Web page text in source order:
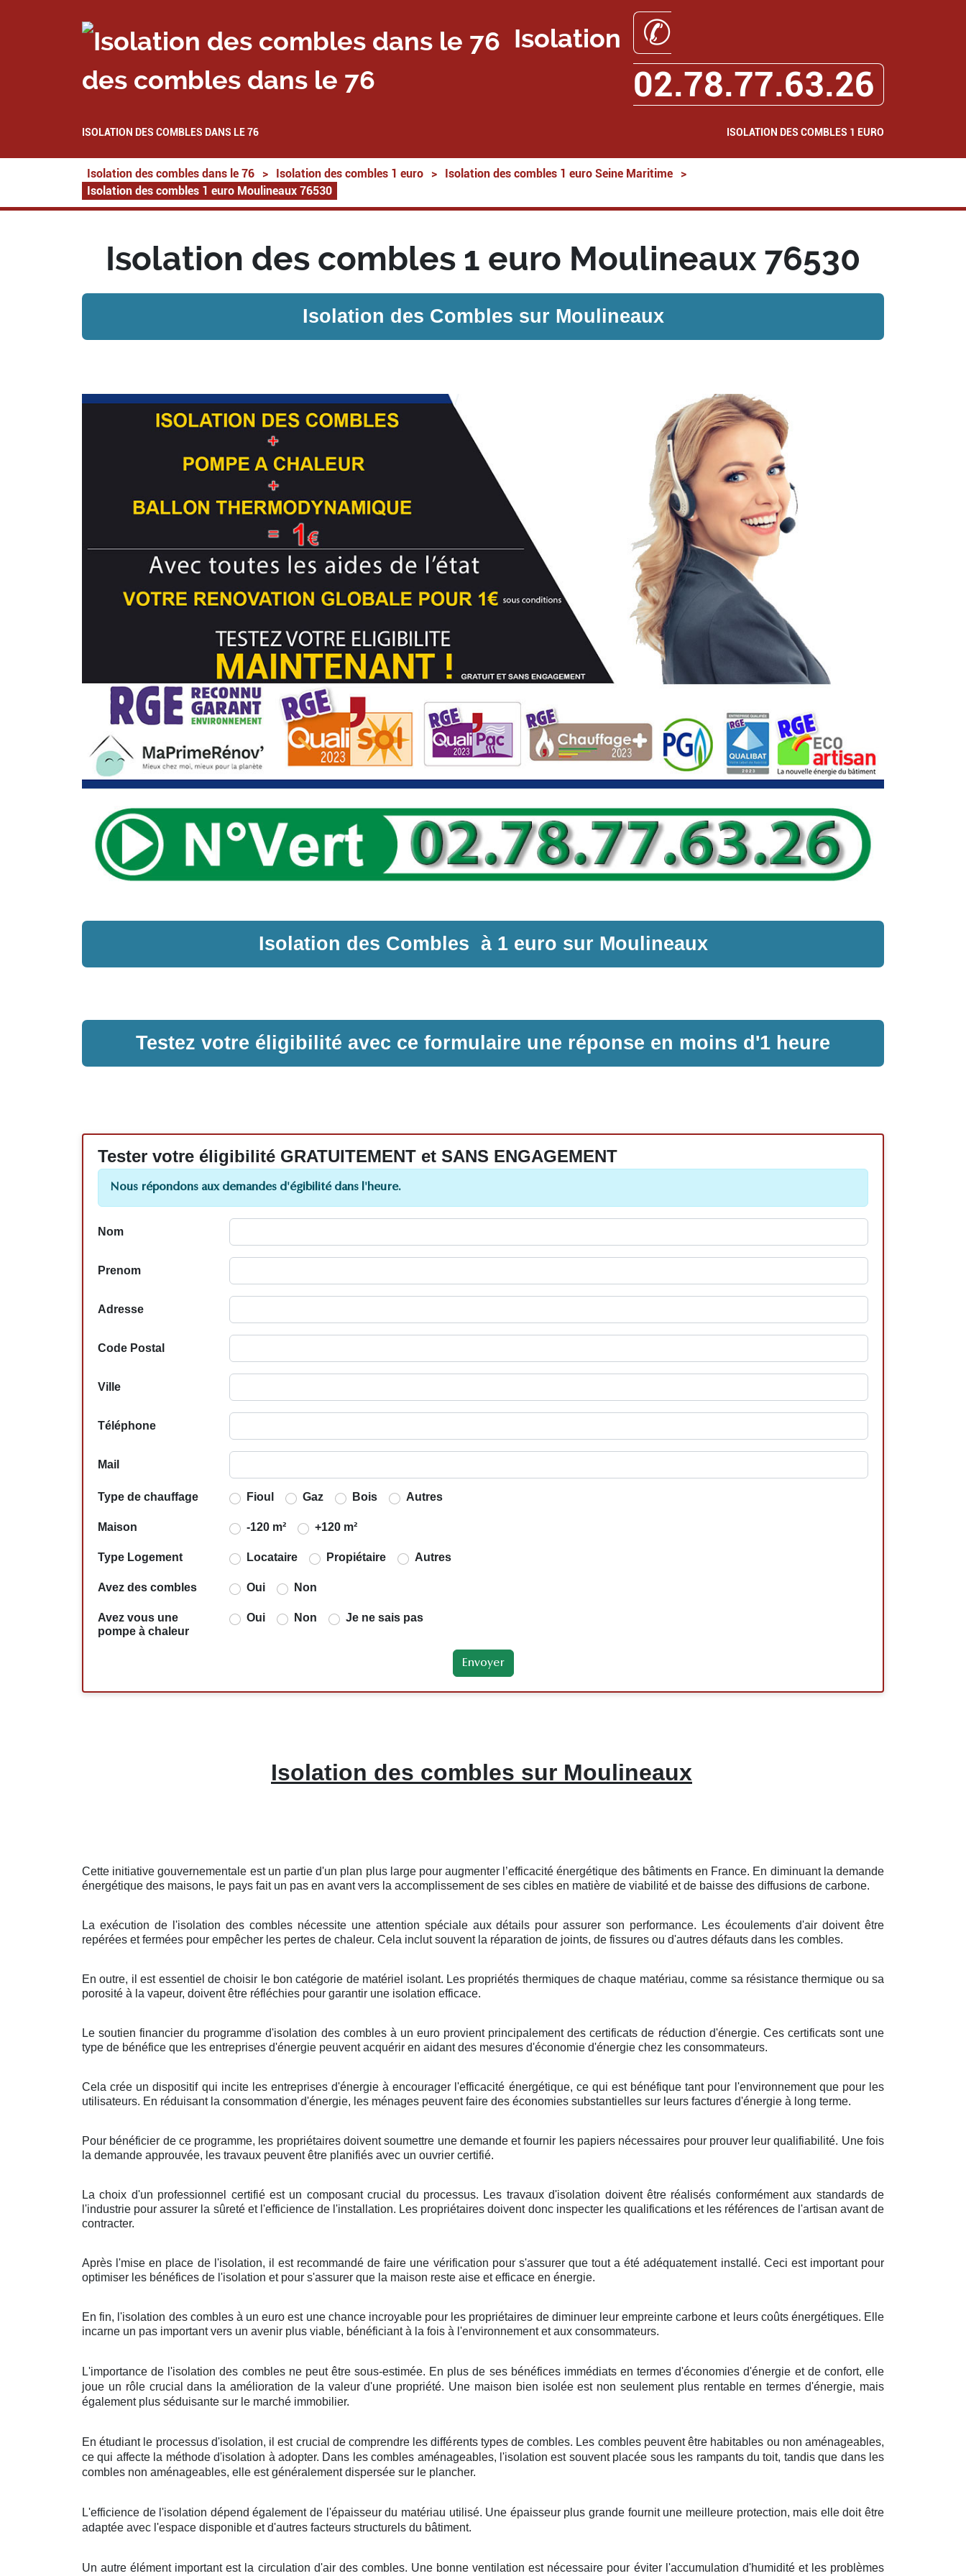
Isolation
des combles dans le 76
✆
02.78.77.63.26
ISOLATION DES COMBLES DANS LE 76 ISOLATION DES COMBLES 1 EURO
Isolation des combles dans le 76 > Isolation des combles 1 euro > Isolation des combles 1 euro Seine Maritime
>
Isolation des combles 1 euro Moulineaux 76530
Isolation des combles 1 euro Moulineaux 76530
Isolation des Combles sur Moulineaux
Isolation des Combles à 1 euro sur Moulineaux
Testez votre éligibilité avec ce formulaire une réponse en moins d'1 heure
Tester votre éligibilité GRATUITEMENT et SANS ENGAGEMENT
Nous répondons aux demandes d'égibilité dans l'heure.
Nom
Prenom
Adresse
Code Postal
Ville
Téléphone
Mail
Type de chauffage Fioul Gaz Bois Autres
Maison -120 m² +120 m²
Type Logement Locataire Propiétaire Autres
Avez des combles Oui Non
Avez vous une
pompe à chaleur
Oui Non Je ne sais pas
Isolation des combles sur Moulineaux
Cette initiative gouvernementale est un partie d'un plan plus large pour augmenter l’efficacité énergétique des bâtiments en France. En diminuant la demande
énergétique des maisons, le pays fait un pas en avant vers la accomplissement de ses cibles en matière de viabilité et de baisse des diffusions de carbone.
La exécution de l'isolation des combles nécessite une attention spéciale aux détails pour assurer son performance. Les écoulements d'air doivent être
repérées et fermées pour empêcher les pertes de chaleur. Cela inclut souvent la réparation de joints, de fissures ou d'autres défauts dans les combles.
En outre, il est essentiel de choisir le bon catégorie de matériel isolant. Les propriétés thermiques de chaque matériau, comme sa résistance thermique ou sa
porosité à la vapeur, doivent être réfléchies pour garantir une isolation efficace.
Le soutien financier du programme d'isolation des combles à un euro provient principalement des certificats de réduction d'énergie. Ces certificats sont une
type de bénéfice que les entreprises d'énergie peuvent acquérir en aidant des mesures d'économie d'énergie chez les consommateurs.
Cela crée un dispositif qui incite les entreprises d'énergie à encourager l'efficacité énergétique, ce qui est bénéfique tant pour l'environnement que pour les
utilisateurs. En réduisant la consommation d'énergie, les ménages peuvent faire des économies substantielles sur leurs factures d'énergie à long terme.
Pour bénéficier de ce programme, les propriétaires doivent soumettre une demande et fournir les papiers nécessaires pour prouver leur qualifiabilité. Une fois
la demande approuvée, les travaux peuvent être planifiés avec un ouvrier certifié.
La choix d'un professionnel certifié est un composant crucial du processus. Les travaux d'isolation doivent être réalisés conformément aux standards de
l'industrie pour assurer la sûreté et l'efficience de l'installation. Les propriétaires doivent donc inspecter les qualifications et les références de l'artisan avant de
contracter.
Après l'mise en place de l'isolation, il est recommandé de faire une vérification pour s'assurer que tout a été adéquatement installé. Ceci est important pour
optimiser les bénéfices de l'isolation et pour s'assurer que la maison reste aise et efficace en énergie.
En fin, l'isolation des combles à un euro est une chance incroyable pour les propriétaires de diminuer leur empreinte carbone et leurs coûts énergétiques. Elle
incarne un pas important vers un avenir plus viable, bénéficiant à la fois à l'environnement et aux consommateurs.
L'importance de l'isolation des combles ne peut être sous-estimée. En plus de ses bénéfices immédiats en termes d'économies d'énergie et de confort, elle
joue un rôle crucial dans la amélioration de la valeur d'une propriété. Une maison bien isolée est non seulement plus rentable en termes d'énergie, mais
également plus séduisante sur le marché immobilier.
En étudiant le processus d'isolation, il est crucial de comprendre les différents types de combles. Les combles peuvent être habitables ou non aménageables,
ce qui affecte la méthode d'isolation à adopter. Dans les combles aménageables, l'isolation est souvent placée sous les rampants du toit, tandis que dans les
combles non aménageables, elle est généralement dispersée sur le plancher.
L'efficience de l'isolation dépend également de l'épaisseur du matériau utilisé. Une épaisseur plus grande fournit une meilleure protection, mais elle doit être
adaptée avec l'espace disponible et d'autres facteurs structurels du bâtiment.
Un autre élément important est la circulation d'air des combles. Une bonne ventilation est nécessaire pour éviter l'accumulation d'humidité et les problèmes